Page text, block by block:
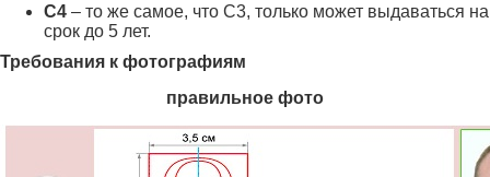
С4 – то же самое, что С3, только может выдаваться на
срок до 5 лет.
Требования к фотографиям
правильное фото